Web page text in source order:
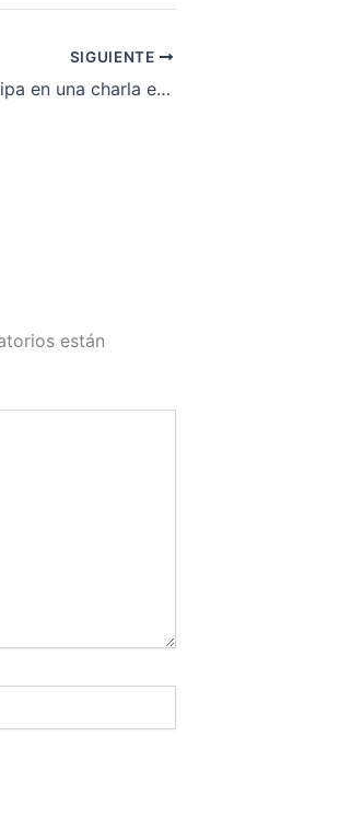
SIGUIENTE
La PAH participa en una charla en Sabadell
están